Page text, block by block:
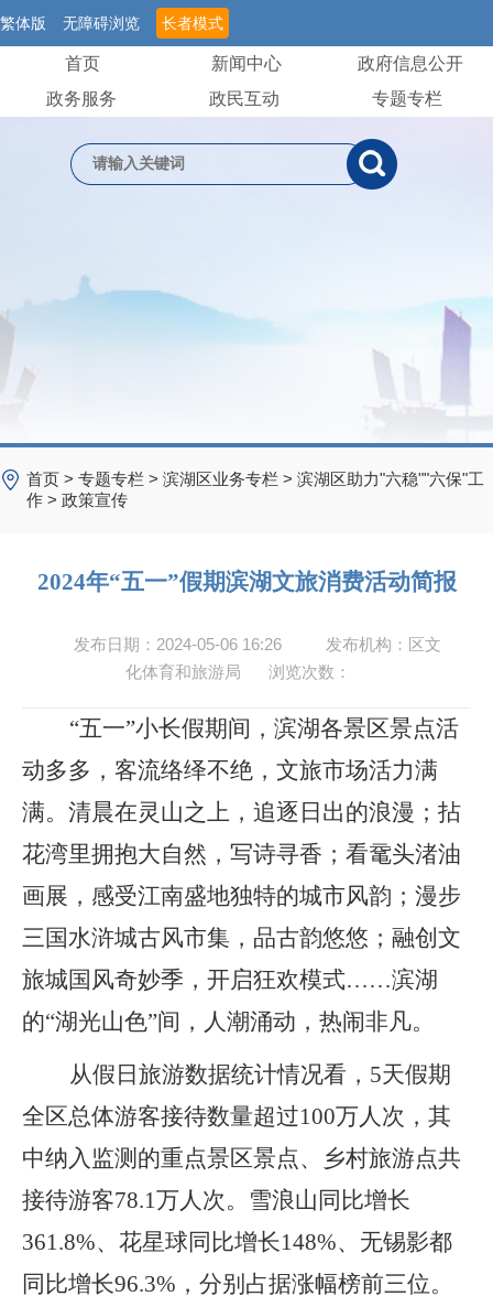
繁体版 无障碍浏览 长者模式
首页 新闻中心
政府信息公开
政务服务
政民互动 专题专栏
首页 > 专题专栏 > 滨湖区业务专栏 > 滨湖区助力"六稳""六保"工
作 > 政策宣传
2024年“五一”假期滨湖文旅消费活动简报
发布日期：2024-05-06 16:26
发布机构：区文
化体育和旅游局
浏览次数：
“五一”小长假期间，滨湖各景区景点活
动多多，客流络绎不绝，文旅市场活力满
满。清晨在灵山之上，追逐日出的浪漫；拈
花湾里拥抱大自然，写诗寻香；看鼋头渚油
画展，感受江南盛地独特的城市风韵；漫步
三国水浒城古风市集，品古韵悠悠；融创文
旅城国风奇妙季，开启狂欢模式……滨湖
的“湖光山色”间，人潮涌动，热闹非凡。
从假日旅游数据统计情况看，5天假期
全区总体游客接待数量超过100万人次，其
中纳入监测的重点景区景点、乡村旅游点共
接待游客78.1万人次。雪浪山同比增长
361.8%、花星球同比增长148%、无锡影都
同比增长96.3%，分别占据涨幅榜前三位。